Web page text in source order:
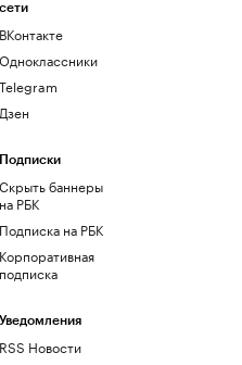
сети
ВКонтакте
Одноклассники
Telegram
Дзен
Подписки
Скрыть баннеры
на РБК
Подписка на РБК
Корпоративная
подписка
Уведомления
RSS Новости